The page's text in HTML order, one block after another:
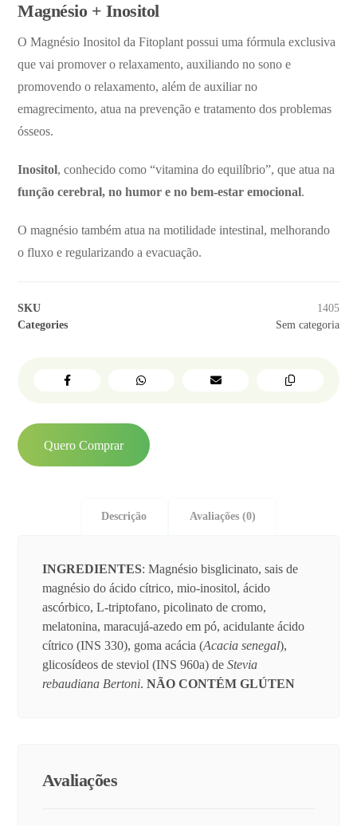
Magnésio + Inositol
O Magnésio Inositol da Fitoplant possui uma fórmula exclusiva
que vai promover o relaxamento, auxiliando no sono e
promovendo o relaxamento, além de auxiliar no
emagrecimento, atua na prevenção e tratamento dos problemas
ósseos.
Inositol, conhecido como “vitamina do equilíbrio”, que atua na
função cerebral, no humor e no bem-estar emocional.
O magnésio também atua na motilidade intestinal, melhorando
o fluxo e regularizando a evacuação.
SKU
1405
Categories
Sem categoria
Quero Comprar
Descrição Avaliações (0)
INGREDIENTES: Magnésio bisglicinato, sais de
magnésio do ácido cítrico, mio-inositol, ácido
ascórbico, L-triptofano, picolinato de cromo,
melatonina, maracujá-azedo em pó, acidulante ácido
cítrico (INS 330), goma acácia (Acacia senegal),
glicosídeos de steviol (INS 960a) deStevia
rebaudiana Bertoni.NÃOCONTÉM GLÚTEN
Avaliações